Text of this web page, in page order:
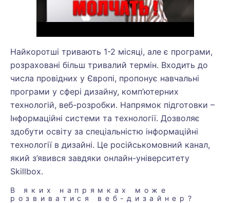
Найкоротші тривають 1-2 місяці, але є програми,
розраховані більш тривалий термін. Входить до
числа провідних у Європі, пропонує навчальні
програми у сфері дизайну, комп’ютерних
технологій, веб-розробки. Напрямок підготовки –
Інформаційні системи та технології. Дозволяє
здобути освіту за спеціальністю інформаційні
технології в дизайні. Це російськомовний канал,
який з’явився завдяки онлайн-університету
Skillbox.
В яких напрямках може
розвиватися веб-дизайнер?